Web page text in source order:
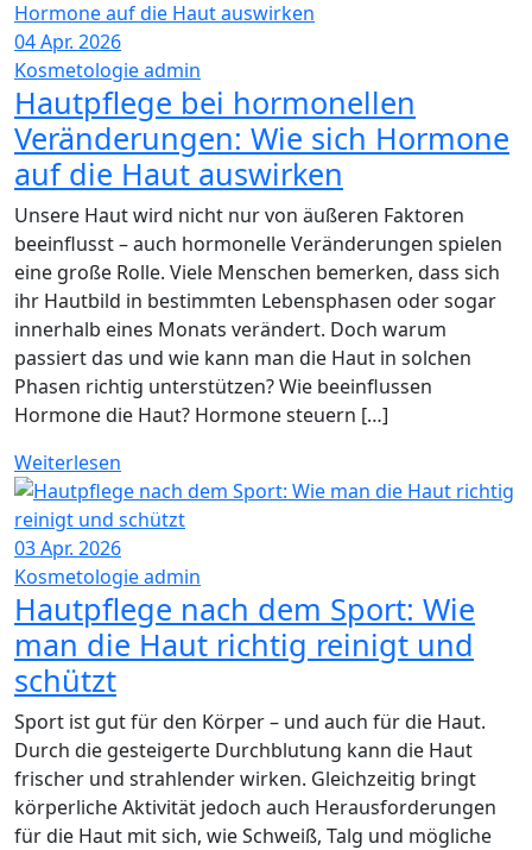
04Apr. 2026
Kosmetologieadmin
Hautpflege bei hormonellen
Veränderungen: Wie sich Hormone
auf die Haut auswirken
Unsere Haut wird nicht nur von äußeren Faktoren
beeinflusst – auch hormonelle Veränderungen spielen
eine große Rolle. Viele Menschen bemerken, dass sich
ihr Hautbild in bestimmten Lebensphasen oder sogar
innerhalb eines Monats verändert. Doch warum
passiert das und wie kann man die Haut in solchen
Phasen richtig unterstützen? Wie beeinflussen
Hormone die Haut? Hormone steuern […]
Weiterlesen
03Apr. 2026
Kosmetologieadmin
Hautpflege nach dem Sport: Wie
man die Haut richtig reinigt und
schützt
Sport ist gut für den Körper – und auch für die Haut.
Durch die gesteigerte Durchblutung kann die Haut
frischer und strahlender wirken. Gleichzeitig bringt
körperliche Aktivität jedoch auch Herausforderungen
für die Haut mit sich, wie Schweiß, Talg und mögliche